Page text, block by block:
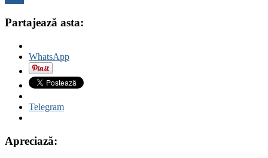
Partajează asta:
WhatsApp
Telegram
Apreciază: